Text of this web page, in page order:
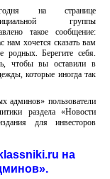
на странице
группы
такое сообщение:
нам хочется сказать вам
родных. Берегите себя.
чтобы вы оставили в
которые иногда так
админов» пользователи
раздела «Новости
для инвесторов
на